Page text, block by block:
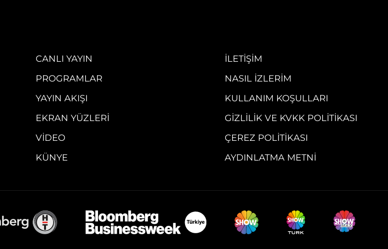
CANLI YAYIN
PROGRAMLAR
YAYIN AKIŞI
EKRAN YÜZLERI
VIDEO
KÜNYE
İLETIŞIM
NASIL İZLERIM
KULLANIM KOŞULLARI
GIZLILIK VE KVKK POLITIKASI
ÇEREZ POLITIKASI
AYDINLATMA METNI